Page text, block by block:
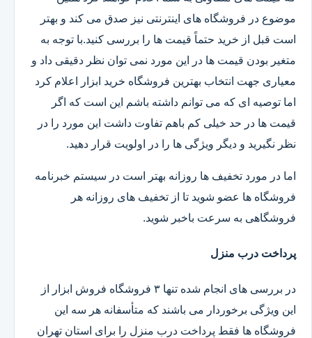
موضوع در فروشگاه های اینترنتی نیز صدق می کند و بهتر
است قبل از خرید حتماً قیمت ها را بررسی کنید.با توجه به
متغیر بودن قیمت ها در این مورد نمی توان نظر دقیقی داد و
معیاری جهت انتخاب بهترین فروشگاه خرید ابزار اعلام کرد
اما توصیه ای که می توانم داشته باشم این است که اگر
قیمت ها در حد خیلی کم باهم تفاوت داشت این مورد را در
نظر نگیرید و دیگر ویژگی ها را در اولویت قرار دهید.
اما در مورد تخفیف ها روزانه بهتر است در سیستم خبرنامه
فروشگاه ها عضو شوید تا از تخفیف های روزانه هر
فروشگاهی به سرعت باخبر شوید.
پرداخت درب منزل
در بررسی های انجام شده تنها ۳ فروشگاه فروش ابزار از
این ویژگی برخوردار می باشند که متأسفانه هر سه این
فروشگاه ها فقط پرداخت درب منزل را برای استان تهران